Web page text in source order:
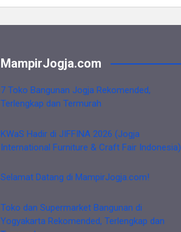
MampirJogja.com
7 Toko Bangunan Jogja Rekomended,
Terlengkap dan Termurah
KWaS Hadir di JIFFINA 2026 (Jogja
International Furniture & Craft Fair Indonesia)
Selamat Datang di MampirJogja.com!
Toko dan Supermarket Bangunan di
Yogyakarta Rekomended, Terlengkap dan